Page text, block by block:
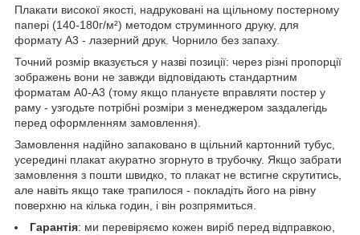
Плакати високої якості, надруковані на щільному постерному
папері (140-180г/м²) методом струминного друку, для
формату А3 - лазерний друк. Чорнило без запаху.
Точний розмір вказується у назві позиції: через різні пропорції
зображень вони не завжди відповідають стандартним
форматам А0-А3 (тому якщо плануєте вправляти постер у
раму - узгодьте потрібні розміри з менеджером заздалегідь
перед оформленням замовлення).
Замовлення надійно запаковано в щільний картонний тубус,
усередині плакат акуратно згорнуто в трубочку. Якщо забрати
замовлення з пошти швидко, то плакат не встигне скрутитись,
але навіть якщо таке трапилося - покладіть його на рівну
поверхню на кілька годин, і він розпрямиться.
Гарантія: ми перевіряємо кожен виріб перед відправкою,